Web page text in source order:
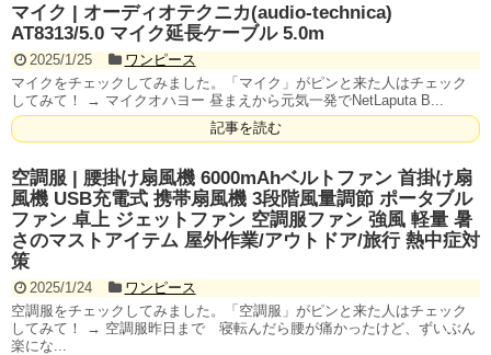
マイク | オーディオテクニカ(audio-technica)
AT8313/5.0 マイク延長ケーブル 5.0m
2025/1/25
ワンピース
マイクをチェックしてみました。「マイク」がピンと来た人はチェック
してみて！ → マイクオハヨー 昼まえから元気一発でNetLaputa B...
記事を読む
空調服 | 腰掛け扇風機 6000mAhベルトファン 首掛け扇
風機 USB充電式 携帯扇風機 3段階風量調節 ポータブル
ファン 卓上 ジェットファン 空調服ファン 強風 軽量 暑
さのマストアイテム 屋外作業/アウトドア/旅行 熱中症対
策
2025/1/24
ワンピース
空調服をチェックしてみました。「空調服」がピンと来た人はチェック
してみて！ → 空調服昨日まで 寝転んだら腰が痛かったけど、ずいぶん
楽にな...